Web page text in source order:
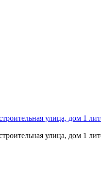
улица, дом 1
улица, дом 1